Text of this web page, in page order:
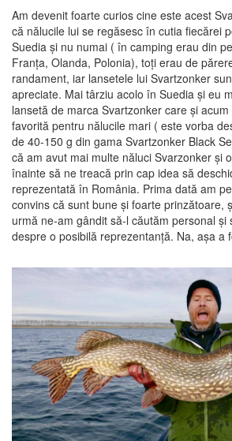
Am devenit foarte curios cine este acest
că nălucile lui se regăsesc în cutia fiecărei
Suedia și nu numai ( în camping erau din
Franța, Olanda, Polonia), toți erau de
randament, iar lansetele lui Svartzonker
apreciate. Mai târziu acolo în Suedia și eu
lansetă de marca Svartzonker care și
favorită pentru nălucile mari ( este vorba
de 40-150 g din gama Svartzonker Black
că am avut mai multe năluci Svarzonker și
înainte să ne treacă prin cap idea să
reprezentată în România. Prima dată am
convins că sunt bune și foarte prinzătoare,
urmă ne-am gândit să-l căutăm personal și
despre o posibilă reprezentanță. Na, așa a